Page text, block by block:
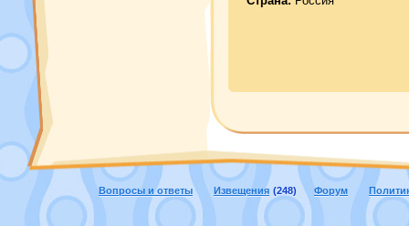
Вопросы и ответы Извещения (248) Форум